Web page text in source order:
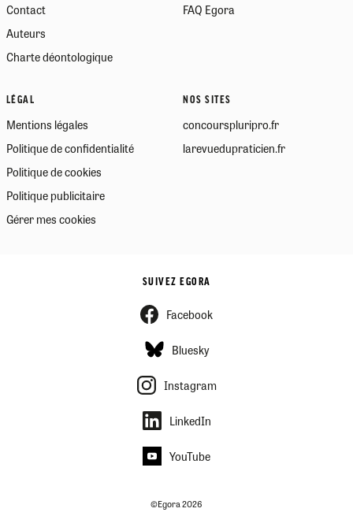
Contact
Auteurs
Charte déontologique
FAQ Egora
LÉGAL
Mentions légales
Politique de confidentialité
Politique de cookies
Politique publicitaire
Gérer mes cookies
NOS SITES
concourspluripro.fr
larevuedupraticien.fr
SUIVEZ EGORA
Facebook
Bluesky
Instagram
LinkedIn
YouTube
©Egora 2026